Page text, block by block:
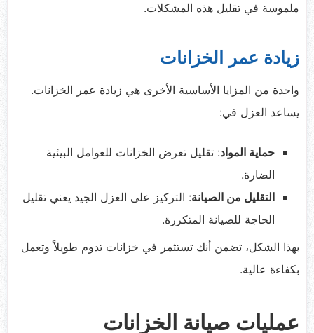
ملموسة في تقليل هذه المشكلات.
زيادة عمر الخزانات
واحدة من المزايا الأساسية الأخرى هي زيادة عمر الخزانات.
يساعد العزل في:
حماية المواد: تقليل تعرض الخزانات للعوامل البيئية
الضارة.
التقليل من الصيانة: التركيز على العزل الجيد يعني تقليل
الحاجة للصيانة المتكررة.
بهذا الشكل، تضمن أنك تستثمر في خزانات تدوم طويلاً وتعمل
بكفاءة عالية.
عمليات صيانة الخزانات